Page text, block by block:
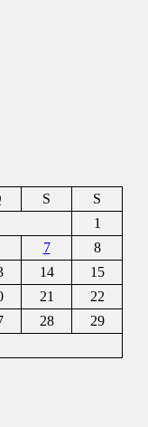
S
S
1
7
8
14
15
21
22
28
29